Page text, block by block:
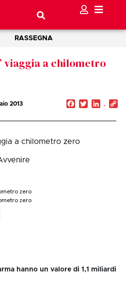
RASSEGNA
viaggia a chilometro
2013 Facebook
Twitter
a chilometro zero
zero
zero
hanno un valore di 1,1 miliardi